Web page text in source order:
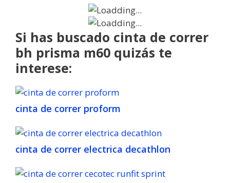
Si has buscado cinta de correr
bh prisma m60 quizás te
interese:
cinta de correr proform
cinta de correr electrica decathlon